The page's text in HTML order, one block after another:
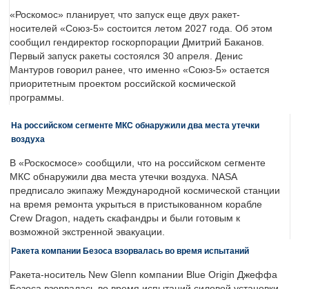
«Роскомос» планирует, что запуск еще двух ракет-
носителей «Союз-5» состоится летом 2027 года. Об этом
сообщил гендиректор госкорпорации Дмитрий Баканов.
Первый запуск ракеты состоялся 30 апреля. Денис
Мантуров говорил ранее, что именно «Союз-5» остается
приоритетным проектом российской космической
программы.
На российском сегменте МКС обнаружили два места утечки
воздуха
В «Роскосмосе» сообщили, что на российском сегменте
МКС обнаружили два места утечки воздуха. NASA
предписало экипажу Международной космической станции
на время ремонта укрыться в пристыкованном корабле
Crew Dragon, надеть скафандры и были готовым к
возможной экстренной эвакуации.
Ракета компании Безоса взорвалась во время испытаний
Ракета-носитель New Glenn компании Blue Origin Джеффа